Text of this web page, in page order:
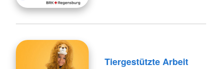
Tiergestützte Arbeit